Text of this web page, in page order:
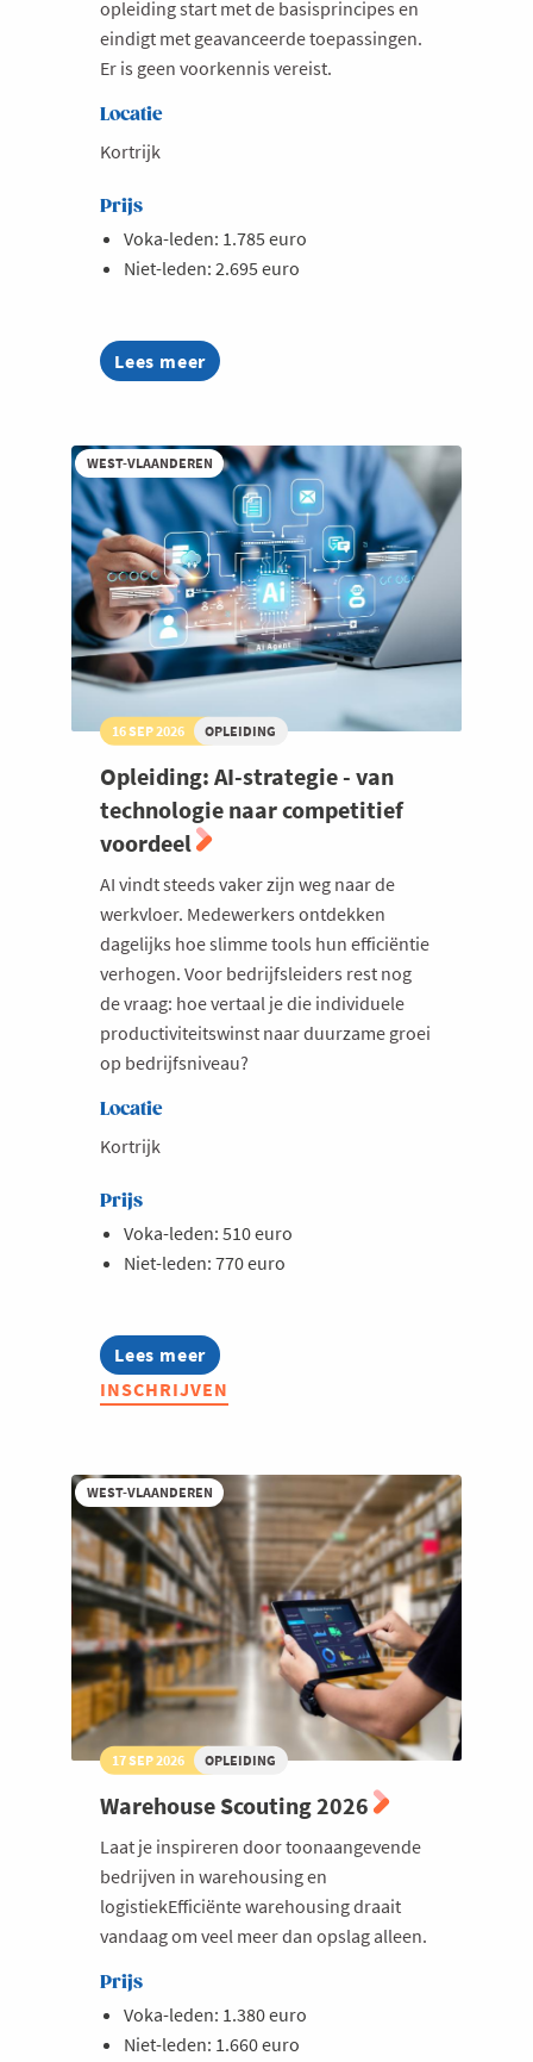
opleiding start met de basisprincipes en
eindigt met geavanceerde toepassingen.
Er is geen voorkennis vereist.
Locatie
Kortrijk
Prijs
Voka-leden: 1.785 euro
Niet-leden: 2.695 euro
Lees meer
about
AI
2026
WEST-VLAANDEREN
16 SEP 2026 OPLEIDING
Opleiding: AI-strategie - van
technologie naar competitief
voordeel
AI vindt steeds vaker zijn weg naar de
werkvloer. Medewerkers ontdekken
dagelijks hoe slimme tools hun efficiëntie
verhogen. Voor bedrijfsleiders rest nog
de vraag: hoe vertaal je die individuele
productiviteitswinst naar duurzame groei
op bedrijfsniveau?
Locatie
Kortrijk
Prijs
Voka-leden: 510 euro
Niet-leden: 770 euro
Lees meer
about
Opleiding:
AI-
technologie
naar
competitief
voordeel
INSCHRIJVEN
WEST-VLAANDEREN
17 SEP 2026 OPLEIDING
Warehouse Scouting 2026
Laat je inspireren door toonaangevende
bedrijven in warehousing en
logistiekEfficiënte warehousing draait
vandaag om veel meer dan opslag alleen.
Prijs
Voka-leden: 1.380 euro
Niet-leden: 1.660 euro